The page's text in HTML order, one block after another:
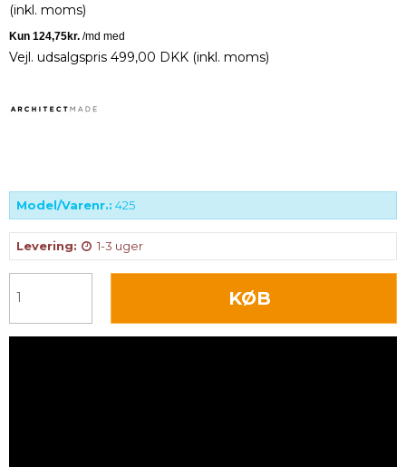
(inkl. moms)
Vejl. udsalgspris 499,00 DKK (inkl. moms)
Model/Varenr.: 425
Levering: 1-3 uger
KØB